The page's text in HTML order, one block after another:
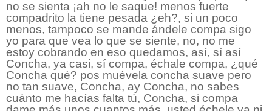
no se sienta ¡ah no le saque! menos fuerte
compadrito la tiene pesada ¿eh?, si un poco
menos, tampoco se mande ándele compa sigo
yo para que vea lo que se siente, no, no me
estoy cobrando en eso quedamos, así, sí así
Concha, ya casi, sí compa, échale compa, ¿qué
Concha qué? pos muévela concha suave pero
no tan suave, Concha, ay Concha, no sabes
cuánto me hacías falta tú, Concha, si compa